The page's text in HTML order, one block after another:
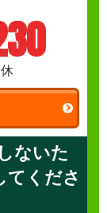
ないた
てくださ